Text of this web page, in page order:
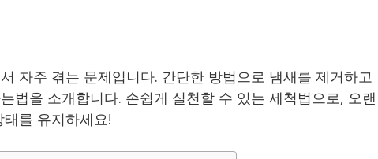
자주 겪는 문제입니다. 간단한 방법으로 냄새를 제거하고
법을 소개합니다. 손쉽게 실천할 수 있는 세척법으로, 오랜
를 유지하세요!